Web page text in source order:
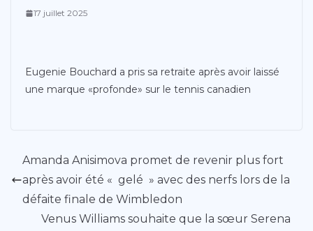
17 juillet 2025
Eugenie Bouchard a pris sa retraite après avoir laissé
une marque «profonde» sur le tennis canadien
Amanda Anisimova promet de revenir plus fort
après avoir été « gelé » avec des nerfs lors de la
défaite finale de Wimbledon
Venus Williams souhaite que la sœur Serena